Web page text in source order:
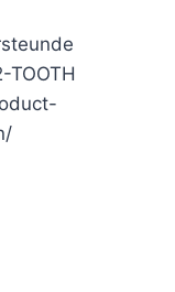
TOOTH